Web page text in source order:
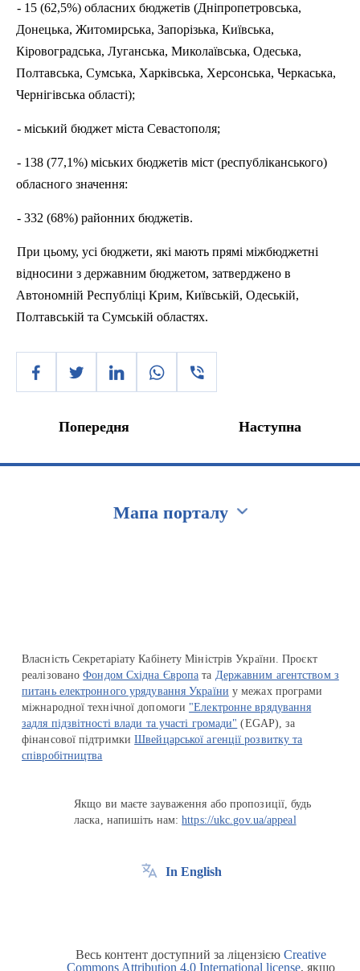
- 15 (62,5%) обласних бюджетів (Дніпропетровська,
Донецька, Житомирська, Запорізька, Київська,
Кіровоградська, Луганська, Миколаївська, Одеська,
Полтавська, Сумська, Харківська, Херсонська, Черкаська,
Чернігівська області);
- міський бюджет міста Севастополя;
- 138 (77,1%) міських бюджетів міст (республіканського)
обласного значення:
- 332 (68%) районних бюджетів.
При цьому, усі бюджети, які мають прямі міжбюджетні
відносини з державним бюджетом, затверджено в
Автономній Республіці Крим, Київській, Одеській,
Полтавській та Сумській областях.
Попередня Наступна
Мапа порталу
Власність Секретаріату Кабінету Міністрів України. Проєкт
реалізованоФондом Східна Європа та Державним агентством з
питань електронного урядування України у межах програми
міжнародної технічної допомоги "Електронне врядування
задля підзвітності влади та участі громади" (EGAP), за
фінансової підтримкиШвейцарської агенції розвитку та
співробітництва
Якщо ви маєте зауваження або пропозиції, будь
ласка, напишіть нам:https://ukc.gov.ua/appeal
In English
Весь контент доступний за ліцензією Creative
Commons Attribution 4.0 International license, якщо